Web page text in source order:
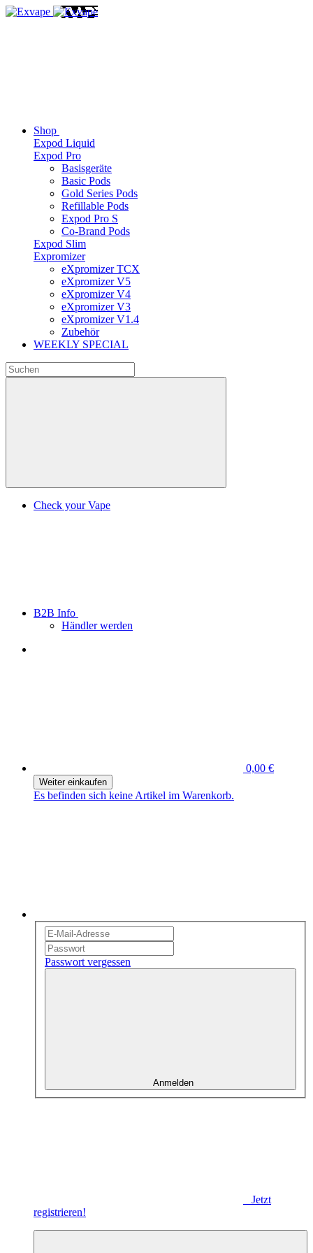
Shop
Expod Liquid
Expod Pro
Basisgeräte
Basic Pods
Gold Series Pods
Refillable Pods
Expod Pro S
Co-Brand Pods
Expod Slim
Expromizer
eXpromizer TCX
eXpromizer V5
eXpromizer V4
eXpromizer V3
eXpromizer V1.4
Zubehör
WEEKLY SPECIAL
Check your Vape
B2B Info
Händler werden
0,00 €
Weiter einkaufen
Es befinden sich keine Artikel im Warenkorb.
Passwort vergessen
Anmelden
Jetzt
registrieren!